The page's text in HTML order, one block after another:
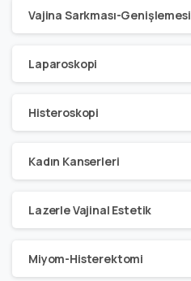
Vajina Sarkması-Genişlemesi
Laparoskopi
Histeroskopi
Kadın Kanserleri
Lazerle Vajinal Estetik
Miyom-Histerektomi